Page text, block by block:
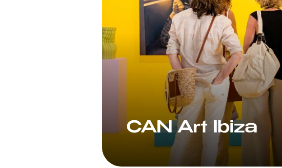
CAN Art Ibiza